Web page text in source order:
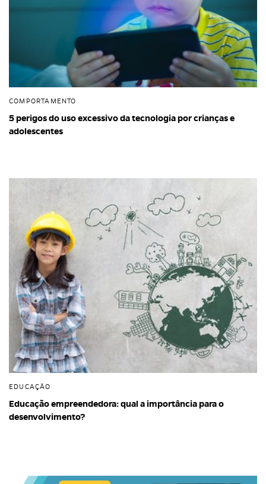
COMPORTAMENTO
5 perigos do uso excessivo da tecnologia por crianças e
adolescentes
EDUCAÇÃO
Educação empreendedora: qual a importância para o
desenvolvimento?